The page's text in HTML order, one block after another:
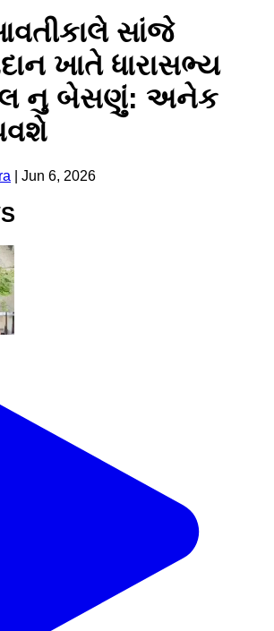
સાંજે
ખાતે ધારાસભ્ય
નુ બેસણું: અનેક
Jun 6, 2026